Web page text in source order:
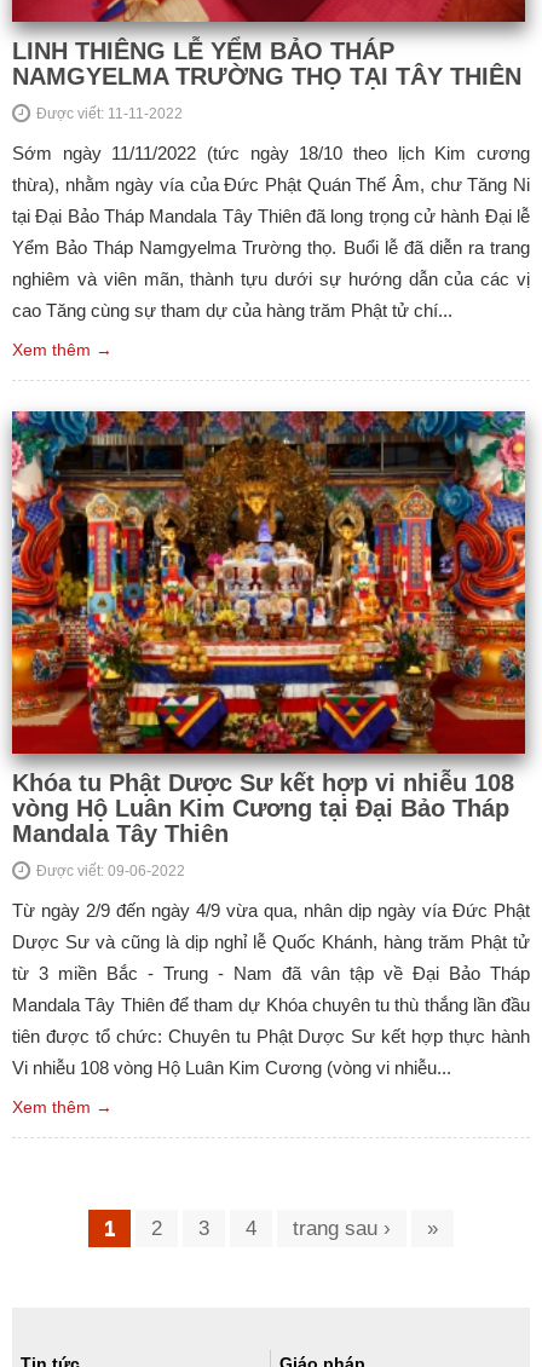
LINH THIÊNG LỄ YỂM BẢO THÁP
NAMGYELMA TRƯỜNG THỌ TẠI TÂY THIÊN
Được viết: 11-11-2022
Sớm ngày 11/11/2022 (tức ngày 18/10 theo lịch Kim cương
thừa), nhằm ngày vía của Đức Phật Quán Thế Âm, chư Tăng Ni
tại Đại Bảo Tháp Mandala Tây Thiên đã long trọng cử hành Đại lễ
Yểm Bảo Tháp Namgyelma Trường thọ. Buổi lễ đã diễn ra trang
nghiêm và viên mãn, thành tựu dưới sự hướng dẫn của các vị
cao Tăng cùng sự tham dự của hàng trăm Phật tử chí...
Xem thêm →
Khóa tu Phật Dược Sư kết hợp vi nhiễu 108
vòng Hộ Luân Kim Cương tại Đại Bảo Tháp
Mandala Tây Thiên
Được viết: 09-06-2022
Từ ngày 2/9 đến ngày 4/9 vừa qua, nhân dịp ngày vía Đức Phật
Dược Sư và cũng là dịp nghỉ lễ Quốc Khánh, hàng trăm Phật tử
từ 3 miền Bắc - Trung - Nam đã vân tập về Đại Bảo Tháp
Mandala Tây Thiên để tham dự Khóa chuyên tu thù thắng lần đầu
tiên được tổ chức: Chuyên tu Phật Dược Sư kết hợp thực hành
Vi nhiễu 108 vòng Hộ Luân Kim Cương (vòng vi nhiễu...
Xem thêm →
1 2 3 4 trang sau › »
Tin tức Giáo pháp